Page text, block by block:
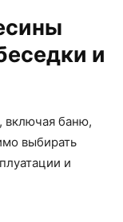
и
включая баню,
выбирать
и